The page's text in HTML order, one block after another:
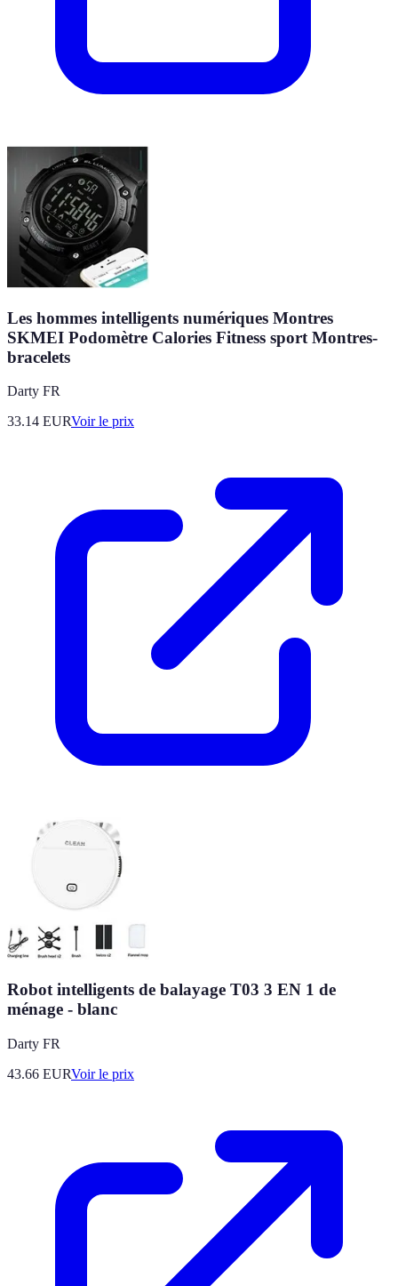
Les hommes intelligents numériques Montres
SKMEI Podomètre Calories Fitness sport Montres-
bracelets
Darty FR
33.14 EURVoir le prix
Robot intelligents de balayage T03 3 EN 1 de
ménage - blanc
Darty FR
43.66 EURVoir le prix